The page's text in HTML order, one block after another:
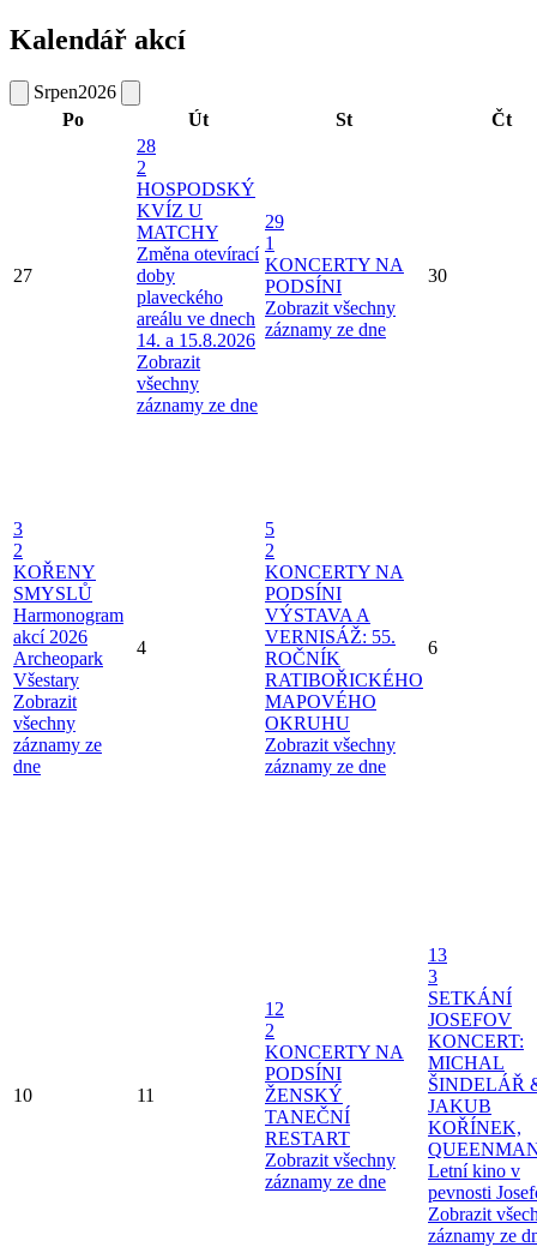
Kalendář akcí
Srpen2026
Po
Út St Čt
27
28
2
HOSPODSKÝ
KVÍZ U
MATCHY
Změna otevírací
doby
plaveckého
areálu ve dnech
14. a 15.8.2026
Zobrazit
všechny
záznamy ze dne
29
1
KONCERTY NA
PODSÍNI
Zobrazit všechny
záznamy ze dne
30
3
2
KOŘENY
SMYSLŮ
Harmonogram
akcí 2026
Archeopark
Všestary
Zobrazit
všechny
záznamy ze
dne
4
5
2
KONCERTY NA
PODSÍNI
VÝSTAVA A
VERNISÁŽ: 55.
ROČNÍK
RATIBOŘICKÉHO
MAPOVÉHO
OKRUHU
Zobrazit všechny
záznamy ze dne
6
10 11
12
2
KONCERTY NA
PODSÍNI
ŽENSKÝ
TANEČNÍ
RESTART
Zobrazit všechny
záznamy ze dne
13
3
SETKÁNÍ
JOSEFOV
KONCERT:
MICHAL
ŠINDELÁŘ
JAKUB
KOŘÍNEK,
Letní kino v
pevnosti
Zobrazit
záznamy ze